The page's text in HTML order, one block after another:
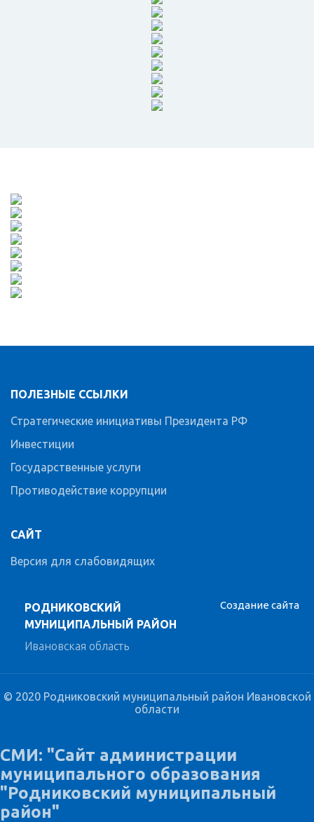
РОДНИКОВСКИЙ
МУНИЦИПАЛЬНЫЙ РАЙОН
Ивановская область
ПОЛЕЗНЫЕ ССЫЛКИ
Стратегические инициативы Президента РФ
Инвестиции
Государственные услуги
Противодействие коррупции
САЙТ
Версия для слабовидящих
Создание сайта
© 2020 Родниковский муниципальный район Ивановской
области
СМИ: "Сайт администрации
муниципального образования
"Родниковский муниципальный
район"